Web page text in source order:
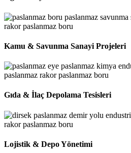
Kamu & Savunma Sanayi Projeleri
Gıda & İlaç Depolama Tesisleri
Lojistik & Depo Yönetimi